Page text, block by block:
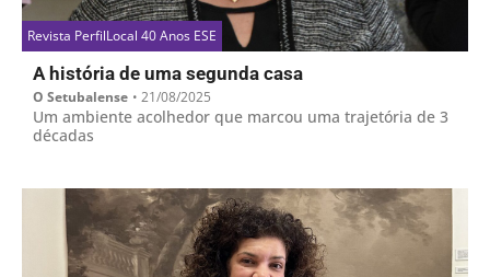
A história de uma segunda casa
O Setubalense • 21/08/2025
Um ambiente acolhedor que marcou uma trajetória de 3
décadas
Revista PerfilLocal 40 Anos ESE